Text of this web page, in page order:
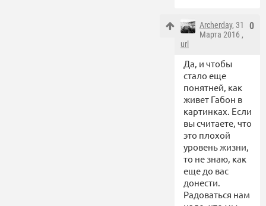
0
Archerday, 31
Марта 2016 ,
url
Да, и чтобы
стало еще
понятней, как
живет Габон в
картинках. Если
вы считаете, что
это плохой
уровень жизни,
то не знаю, как
еще до вас
донести.
Радоваться нам